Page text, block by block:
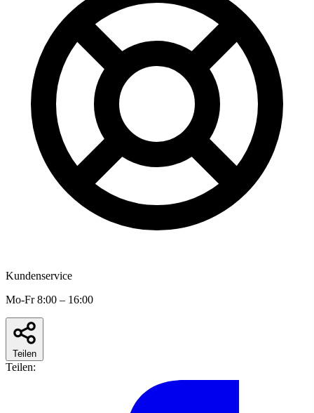
Kundenservice
Mo-Fr 8:00 – 16:00
Teilen
Teilen: